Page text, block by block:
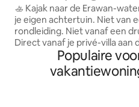
🚣 Kajak naar de Erawan-
je eigen achtertuin. Niet van een
rondleiding. Niet vanaf een
Direct vanaf je privé-villa aan
Word wakker naast de rivier
een panoramisch uitzicht op
Nationaal Park. Peddel,
Populaire